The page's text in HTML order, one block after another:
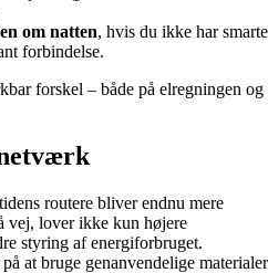
om natten, hvis du ikke har smarte
forbindelse.
forskel – både på elregningen og
routere bliver endnu mere
vej, lover ikke kun højere
styring af energiforbruget.
at bruge genanvendelige materialer